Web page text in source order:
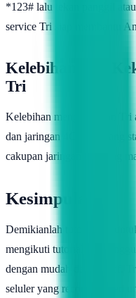
*123# lalu tekan panggil
service Tri siap membantu
Kelebihan dan
Tri
Kelebihan menggunakan Tri
dan jaringan 4G LTE yang
cakupan jaringannya yang
Kesimpulan
Demikianlah tutorial Tri
mengikuti tutorial ini,
dengan mudah dan efektif.
seluler yang recommended